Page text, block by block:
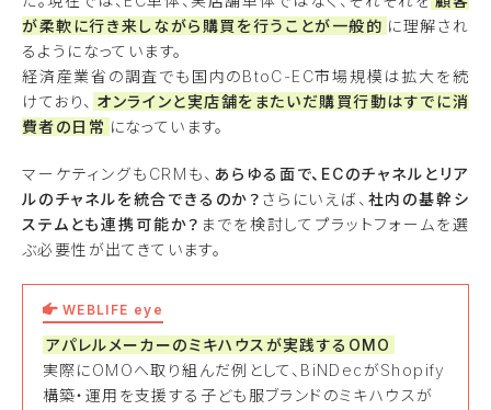
が柔軟に行き来しながら購買を行うことが一般的 に理解され
るようになっています。
経済産業省の調査でも国内のBtoC-EC市場規模は拡大を続
けており、 オンラインと実店舗をまたいだ購買行動はすでに消
費者の日常 になっています。
マーケティングもCRMも、 あらゆる面で、ECのチャネルとリア
ルのチャネルを統合できるのか？ さらにいえば、 社内の基幹シ
ステムとも連携可能か？ までを検討してプラットフォームを選
ぶ必要性が出てきています。
WEBLIFE eye
アパレルメーカーのミキハウスが実践するOMO
実際にOMOへ取り組んだ例として、BiNDecがShopify
構築・運用を支援する子ども服ブランドのミキハウスが